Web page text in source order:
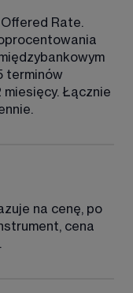
Rate.
terminów
Łącznie
na cenę, po
cena